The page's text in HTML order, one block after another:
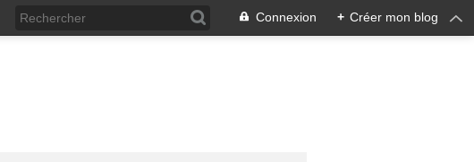
Connexion + Créer mon blog